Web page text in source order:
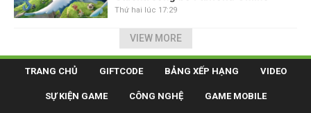
Thứ hai lúc 17:29
VIEW MORE
TRANG CHỦ GIFTCODE BẢNG XẾP HẠNG VIDEO
SỰ KIỆN GAME CÔNG NGHỆ GAME MOBILE